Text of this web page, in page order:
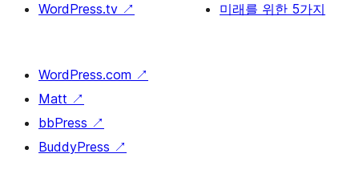
WordPress.tv ↗
미래를 위한 5가지
WordPress.com ↗
Matt ↗
bbPress ↗
BuddyPress ↗